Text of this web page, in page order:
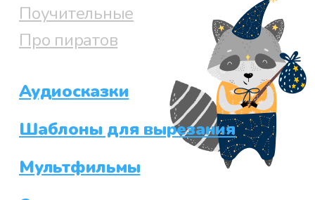
Поучительные
Про пиратов
Аудиосказки
Шаблоны для вырезания
Мультфильмы